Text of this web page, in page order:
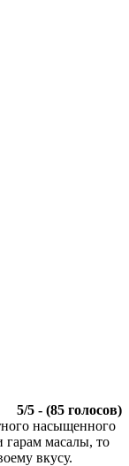
5/5 - (85 голосов)
насыщенного
гарам масалы, то
вкусу.